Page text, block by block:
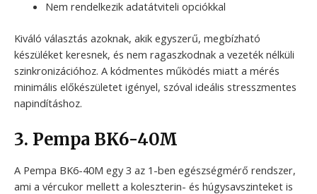
Nem rendelkezik adatátviteli opciókkal
Kiváló választás azoknak, akik egyszerű, megbízható
készüléket keresnek, és nem ragaszkodnak a vezeték nélküli
szinkronizációhoz. A kódmentes működés miatt a mérés
minimális előkészületet igényel, szóval ideális stresszmentes
napindításhoz.
3. Pempa BK6-40M
A Pempa BK6-40M egy 3 az 1-ben egészségmérő rendszer,
ami a vércukor mellett a koleszterin- és húgysavszinteket is